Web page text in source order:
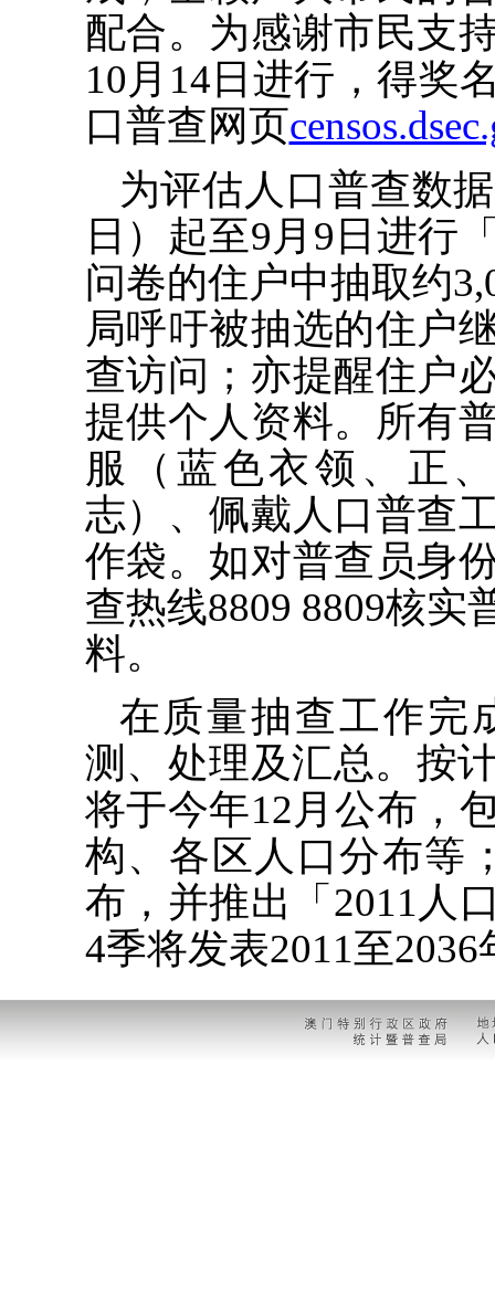
配合。为感谢市民支
10月14日进行，得奖
口普查网页
为评估人口普查数
日）起至9月9日进行
问卷的住户中抽取约
局呼吁被抽选的住户
查访问；亦提醒住户
提供个人资料。所有
服（蓝色衣领、正
志）、佩戴人口普查
作袋。如对普查员身
查热线8809 8809核实
料。
在质量抽查工作完
测、处理及汇总。按
将于今年12月公布，
构、各区人口分布等
布，并推出「2011人
4季将发表2011至